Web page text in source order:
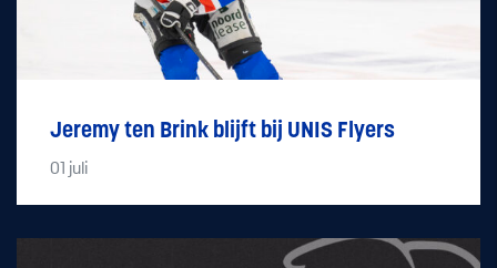
Jeremy ten Brink blijft bij UNIS Flyers
01 juli